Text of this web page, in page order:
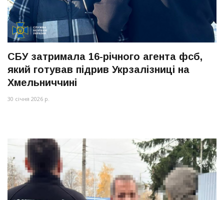
СБУ затримала 16-річного агента фсб,
який готував підрив Укрзалізниці на
Хмельниччині
30 січня 2026 р.